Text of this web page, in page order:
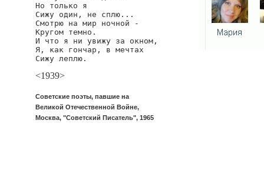
Но только я
Сижу один, не сплю...
Смотрю на мир ночной -
Кругом темно.
И что я ни увижу за окном,
Я, как гончар, в мечтах
Сижу леплю.
<1939>
Советские поэты, павшие на
Великой Отечественной Войне,
Москва, "Советский Писатель", 1965